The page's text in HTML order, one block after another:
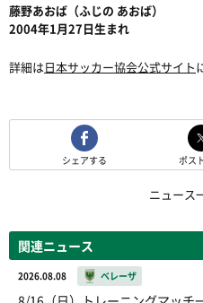
藤野あおば（ふじの あおば）
2004年1月27日生まれ
詳細は日本サッカー協会公式サイト
シェアする ポス
ニュース
関連ニュース
2026.08.08 ベレーザ